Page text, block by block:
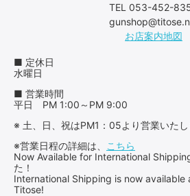
TEL 053-452-
お店案内地図
■ 定休日
水曜日
■ 営業時間
平日 PM 1:00～PM 9:00
※ 土、日、祝はPM1：05より営業いたし
※営業日程の詳細は、
こちら
Now Available for International
た！
International Shipping is now available
Titose!